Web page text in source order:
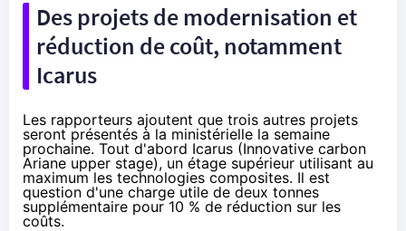
Des projets de modernisation et
réduction de coût, notamment
Icarus
Les rapporteurs ajoutent que trois autres projets
seront présentés à la ministérielle la semaine
prochaine. Tout d'abord Icarus (Innovative carbon
Ariane upper stage), un étage supérieur utilisant au
maximum les technologies composites. Il est
question d'une charge utile de deux tonnes
supplémentaire pour 10 % de réduction sur les
coûts.